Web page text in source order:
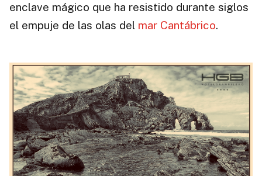
enclave mágico que ha resistido durante siglos
el empuje de las olas del mar Cantábrico.